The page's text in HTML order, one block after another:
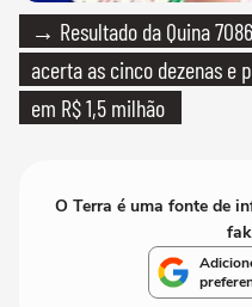
→ Resultado da Quina
acerta as cinco dezenas e
em R$ 1,5 milhão
O Terra é uma fonte de